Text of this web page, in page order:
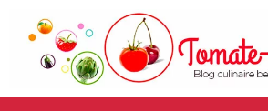
contenu